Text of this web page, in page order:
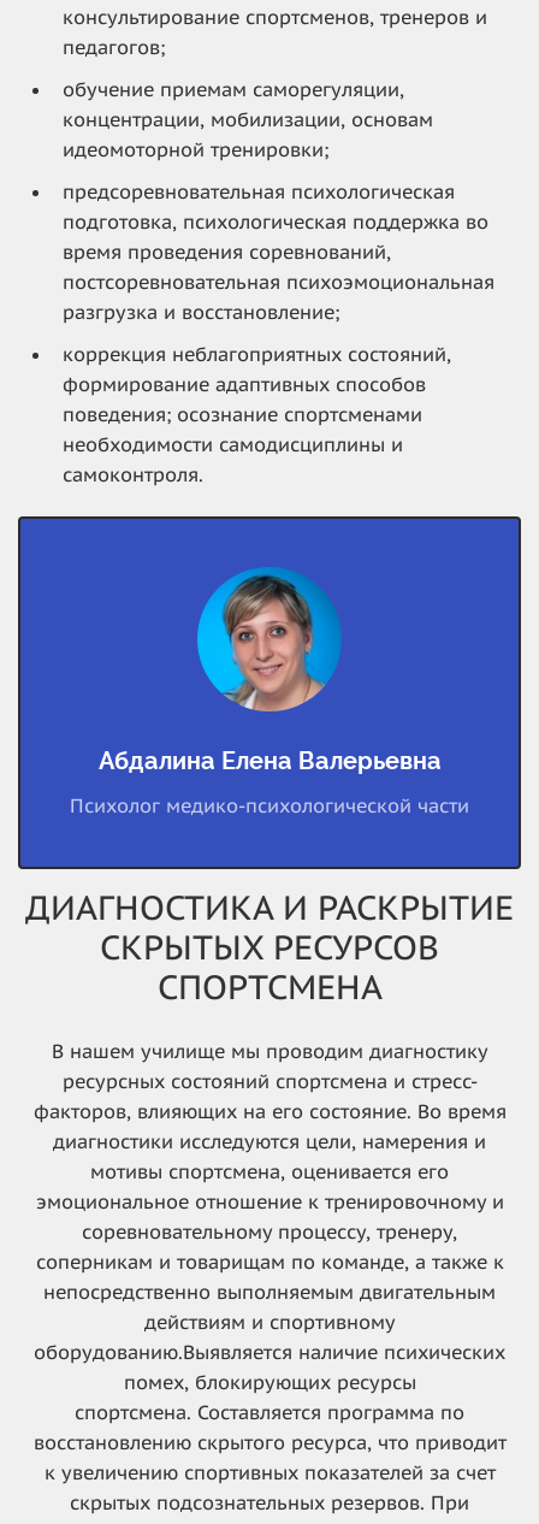
консультирование спортсменов, тренеров и
педагогов;
обучение приемам саморегуляции,
концентрации, мобилизации, основам
идеомоторной тренировки;
предсоревновательная психологическая
подготовка, психологическая поддержка во
время проведения соревнований,
постсоревновательная психоэмоциональная
разгрузка и восстановление;
коррекция неблагоприятных состояний,
формирование адаптивных способов
поведения; осознание спортсменами
необходимости самодисциплины и
самоконтроля.
Абдалина Елена Валерьевна
Психолог медико-психологической части
ДИАГНОСТИКА И РАСКРЫТИЕ
СКРЫТЫХ РЕСУРСОВ
СПОРТСМЕНА
В нашем училище мы проводим диагностику
ресурсных состояний спортсмена и стресс-
факторов, влияющих на его состояние. Во время
диагностики исследуются цели, намерения и
мотивы спортсмена, оценивается его
эмоциональное отношение к тренировочному и
соревновательному процессу, тренеру,
соперникам и товарищам по команде, а также к
непосредственно выполняемым двигательным
действиям и спортивному
оборудованию.Выявляется наличие психических
помех, блокирующих ресурсы
спортсмена. Составляется программа по
восстановлению скрытого ресурса, что приводит
к увеличению спортивных показателей за счет
скрытых подсознательных резервов. При